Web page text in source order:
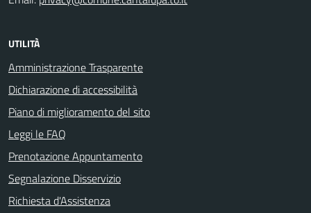
UTILITÀ
Amministrazione Trasparente
Dichiarazione di accessibilità
Piano di miglioramento del sito
Leggi le FAQ
Prenotazione Appuntamento
Segnalazione Disservizio
Richiesta d'Assistenza